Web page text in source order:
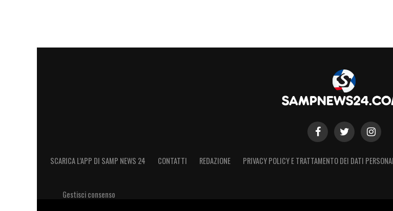
SCARICA L’APP DI SAMP NEWS 24 CONTATTI REDAZIONE PRIVACY POLICY E TRATTAMENTO DEI DATI
Gestisci consenso